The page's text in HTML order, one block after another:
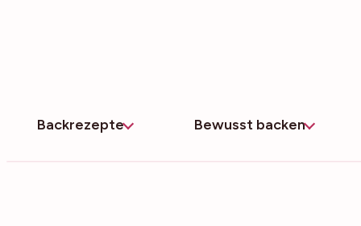
Backrezepte Bewusst backen